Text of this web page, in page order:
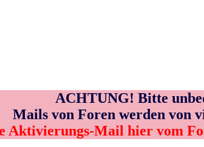
ACHTUNG! Bitte
Mails von Foren werden von
Aktivierungs-Mail hier vom